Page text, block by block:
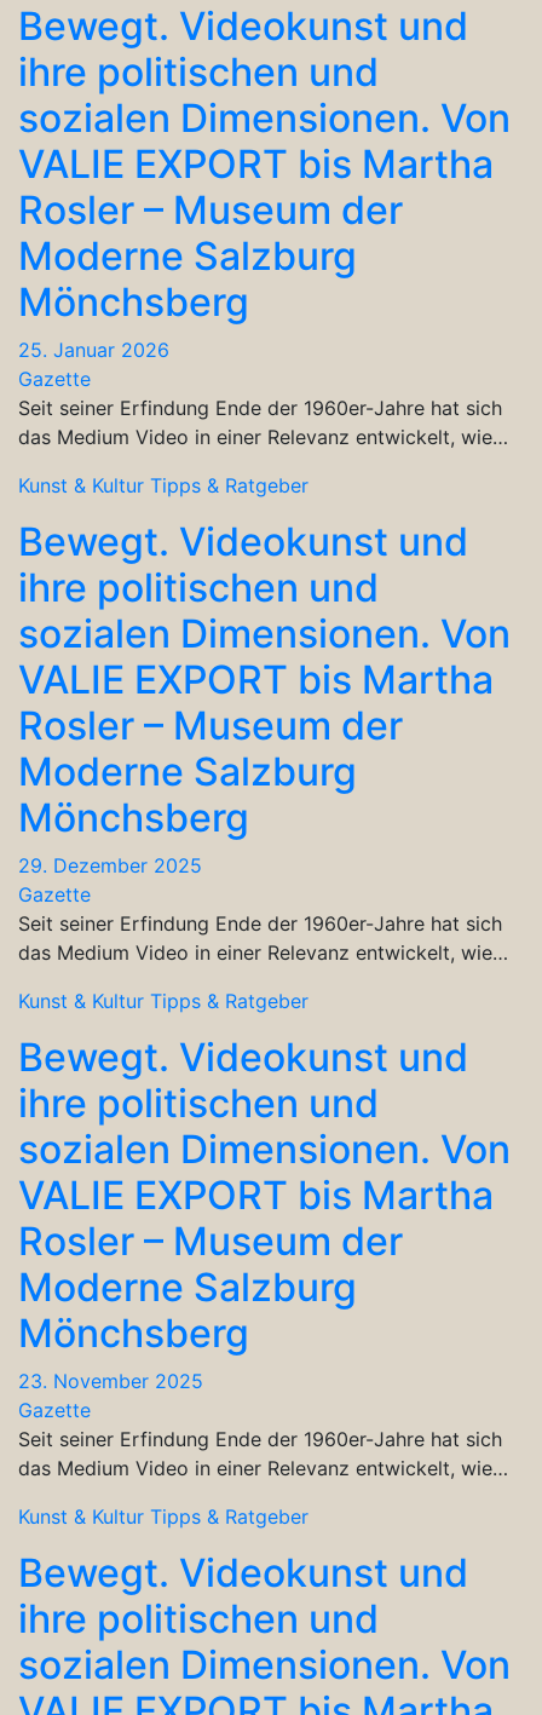
Bewegt. Videokunst und
ihre politischen und
sozialen Dimensionen. Von
VALIE EXPORT bis Martha
Rosler – Museum der
Moderne Salzburg
Mönchsberg
25. Januar 2026
Gazette
Seit seiner Erfindung Ende der 1960er-Jahre hat sich
das Medium Video in einer Relevanz entwickelt, wie…
Kunst & Kultur Tipps & Ratgeber
Bewegt. Videokunst und
ihre politischen und
sozialen Dimensionen. Von
VALIE EXPORT bis Martha
Rosler – Museum der
Moderne Salzburg
Mönchsberg
29. Dezember 2025
Gazette
Seit seiner Erfindung Ende der 1960er-Jahre hat sich
das Medium Video in einer Relevanz entwickelt, wie…
Kunst & Kultur Tipps & Ratgeber
Bewegt. Videokunst und
ihre politischen und
sozialen Dimensionen. Von
VALIE EXPORT bis Martha
Rosler – Museum der
Moderne Salzburg
Mönchsberg
23. November 2025
Gazette
Seit seiner Erfindung Ende der 1960er-Jahre hat sich
das Medium Video in einer Relevanz entwickelt, wie…
Kunst & Kultur Tipps & Ratgeber
Bewegt. Videokunst und
ihre politischen und
sozialen Dimensionen. Von